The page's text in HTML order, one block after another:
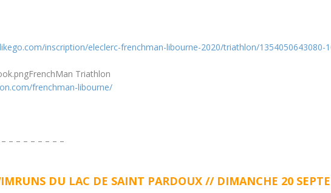
inscription/eleclerc-frenchman-libourne-2020/triathlon/1354050643080-
FrenchMan Triathlon
frenchman-libourne/
– – – – – – – –
DU LAC DE SAINT PARDOUX // DIMANCHE 20